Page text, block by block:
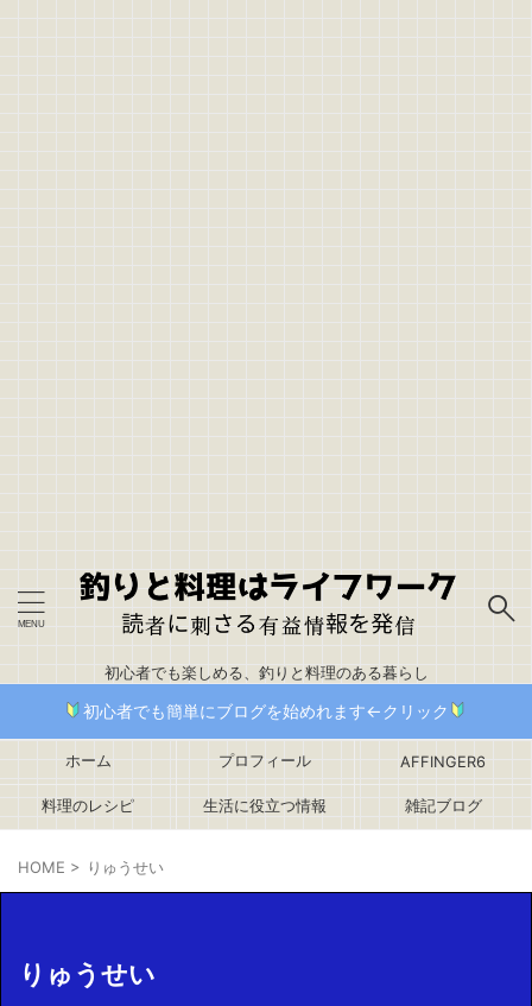
初心者でも楽しめる、釣りと料理のある暮らし
初心者でも簡単にブログを始めれます←クリック
ホーム プロフィール AFFINGER6
料理のレシピ 生活に役立つ情報 雑記ブログ
HOME > りゅうせい
りゅうせい